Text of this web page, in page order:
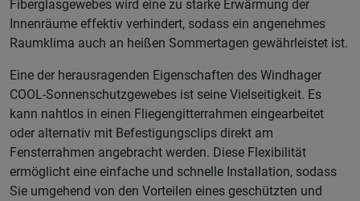
Fiberglasgewebes wird eine zu starke Erwärmung der
Innenräume effektiv verhindert, sodass ein angenehmes
Raumklima auch an heißen Sommertagen gewährleistet ist.
Eine der herausragenden Eigenschaften des Windhager
COOL-Sonnenschutzgewebes ist seine Vielseitigkeit. Es
kann nahtlos in einen Fliegengitterrahmen eingearbeitet
oder alternativ mit Befestigungsclips direkt am
Fensterrahmen angebracht werden. Diese Flexibilität
ermöglicht eine einfache und schnelle Installation, sodass
Sie umgehend von den Vorteilen eines geschützten und